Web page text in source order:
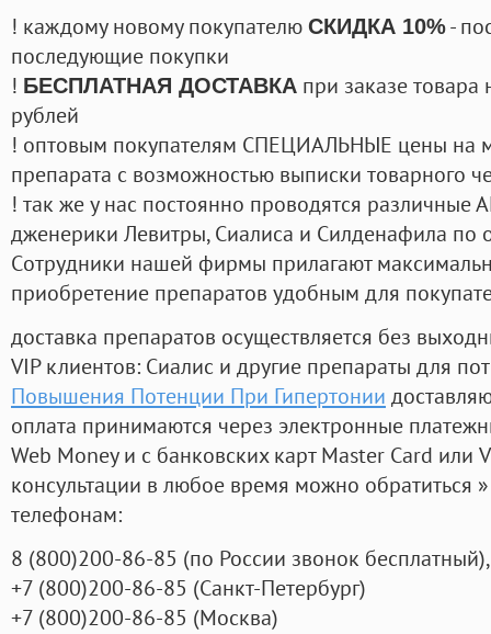
! каждому новому покупателю СКИДКА 10%-
последующие покупки
! БЕСПЛАТНАЯ ДОСТАВКА при заказе
рублей
! оптовым покупателям СПЕЦИАЛЬНЫЕ цены на
препарата с возможностью выписки товарного
! так же у нас постоянно проводятся
дженерики Левитры, Сиалиса и Силденафила по
Cотрудники нашей фирмы прилагают
приобретение препаратов удобным для
доставка препаратов осуществляется без
VIP клиентов: Сиалис и другие препараты для
Повышения Потенции При Гипертонии
оплата принимаются через электронные
Web Money и с банковских карт Master Card или
консультации в любое время можно обратиться
телефонам:
8 (800)200-86-85 (по России звонок бесплатный),
+7 (800)200-86-85 (Санкт-Петербург)
+7 (800)200-86-85 (Москва)